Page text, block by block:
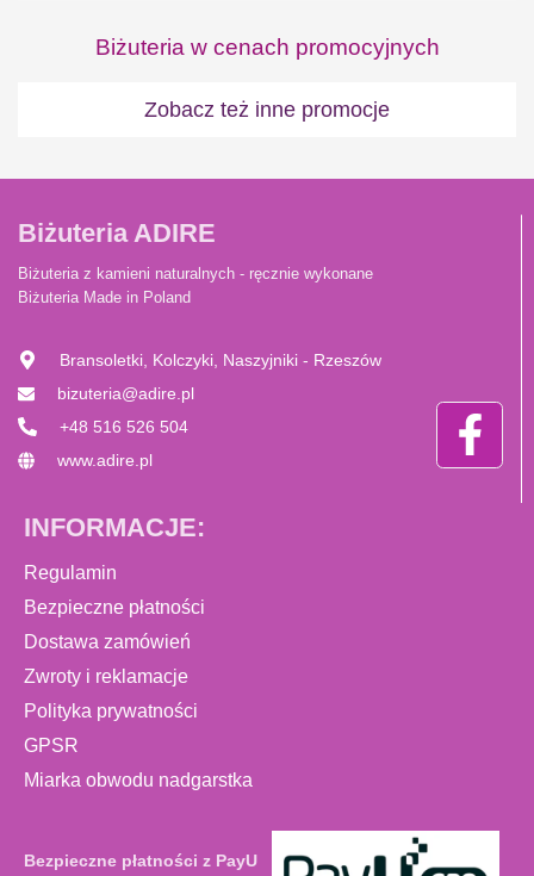
Biżuteria w cenach promocyjnych
Zobacz też inne promocje
Biżuteria ADIRE
Biżuteria z kamieni naturalnych - ręcznie wykonane
Biżuteria Made in Poland
Bransoletki, Kolczyki, Naszyjniki - Rzeszów
bizuteria@adire.pl
+48 516 526 504
www.adire.pl
INFORMACJE:
Regulamin
Bezpieczne płatności
Dostawa zamówień
Zwroty i reklamacje
Polityka prywatności
GPSR
Miarka obwodu nadgarstka
Bezpieczne płatności z PayU